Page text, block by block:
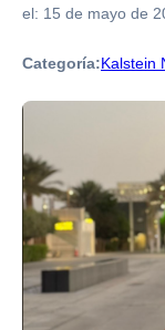
el: 15 de mayo de
Categoría:Kalstein